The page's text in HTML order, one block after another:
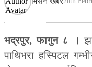
भद्रपुर, फागुन ८ ।
पाथिभरा हस्पिटल